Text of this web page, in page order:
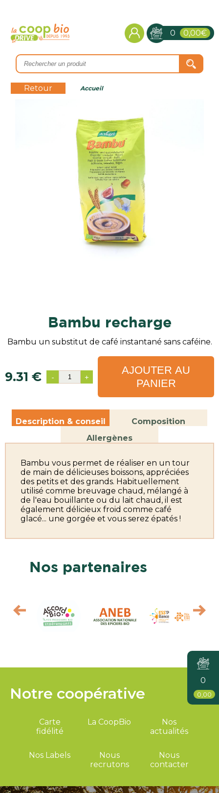
0 0,00€
Retour Accueil
0
0,00
bambu recharge
Bambu un substitut de café instantané sans caféine.
9.31 € - +
AJOUTER AU
PANIER
Description & conseil
Composition
Allergènes
Bambu vous permet de réaliser en un tour
de main de délicieuses boissons, appréciées
des petits et des grands. Habituellement
utilisé comme breuvage chaud, mélangé à
de l'eau bouillante ou du lait chaud, il est
également délicieux froid comme café
glacé... une gorgée et vous serez épatés !
Nos partenaires
Notre coopérative
Carte
fidélité
La CoopBio
Nos
actualités
Nos Labels
Nous
recrutons
Nous
contacter